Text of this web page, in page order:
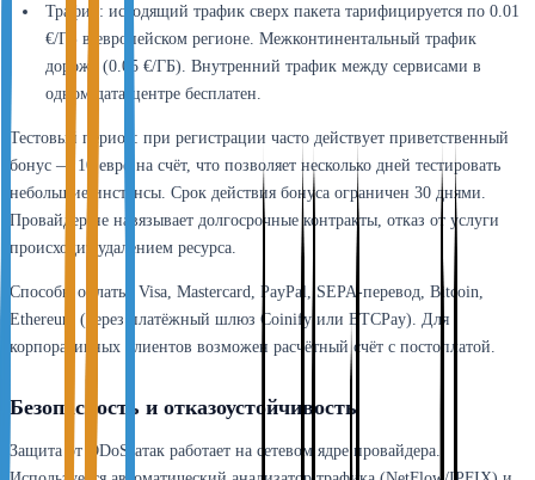
Трафик: исходящий трафик сверх пакета тарифицируется по 0.01
€/ГБ в европейском регионе. Межконтинентальный трафик
дороже (0.05 €/ГБ). Внутренний трафик между сервисами в
одном дата-центре бесплатен.
Тестовый период: при регистрации часто действует приветственный
бонус — 10 евро на счёт, что позволяет несколько дней тестировать
небольшие инстансы. Срок действия бонуса ограничен 30 днями.
Провайдер не навязывает долгосрочные контракты, отказ от услуги
происходит удалением ресурса.
Способы оплаты: Visa, Mastercard, PayPal, SEPA-перевод, Bitcoin,
Ethereum (через платёжный шлюз Coinify или BTCPay). Для
корпоративных клиентов возможен расчётный счёт с постоплатой.
Безопасность и отказоустойчивость
Защита от DDoS-атак работает на сетевом ядре провайдера.